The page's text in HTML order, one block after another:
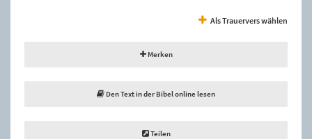
Als Trauervers wählen
Merken
Den Text in der Bibel online lesen
Teilen